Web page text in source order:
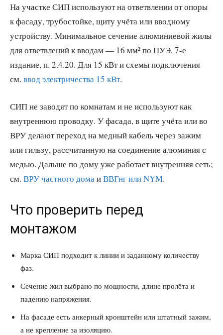
На участке СИП используют на ответвлении от опоры
к фасаду, трубостойке, щиту учёта или вводному
устройству. Минимальное сечение алюминиевой жилы
для ответвлений к вводам — 16 мм² по ПУЭ, 7-е
издание, п. 2.4.20. Для 15 кВт и схемы подключения
см. ввод электричества 15 кВт.
СИП не заводят по комнатам и не используют как
внутреннюю проводку. У фасада, в щите учёта или во
ВРУ делают переход на медный кабель через зажим
или гильзу, рассчитанную на соединение алюминия с
медью. Дальше по дому уже работает внутренняя сеть;
см. ВРУ частного дома иВВГнг или NYM.
Что проверить перед
монтажом
Марка СИП подходит к линии и заданному количеству
фаз.
Сечение жил выбрано по мощности, длине пролёта и
падению напряжения.
На фасаде есть анкерный кронштейн или штатный зажим,
а не крепление за изоляцию.